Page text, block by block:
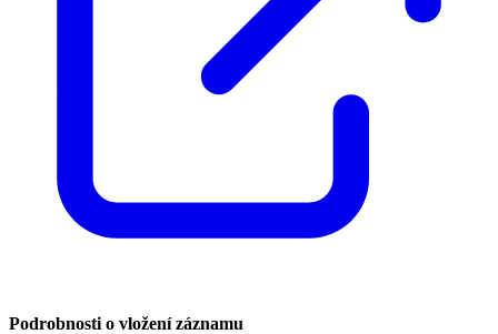
Podrobnosti o vložení záznamu